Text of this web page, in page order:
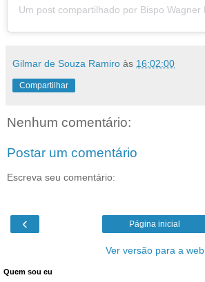
Gilmar de Souza Ramiro às 16:02:00
Compartilhar
Nenhum comentário:
Postar um comentário
Escreva seu comentário:
‹ Página inicial
Ver versão para a web
Quem sou eu